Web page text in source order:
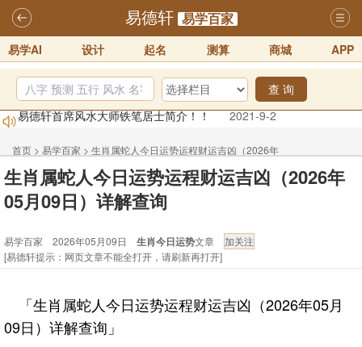
易德轩 易学百家
易学AI 设计 起名 测算 商城 APP
查 询
易德轩首席风水大师铁笔居士简介！！
2021-9-2
易德轩通告：本网站易德轩商标及LOGO注册声明
易德轩易学ai，ai批八字紫微命理相学，ai智能体客服系统开通，欢迎
体验！！
2025-07-01
易德轩网重构及升能完成，欢迎大家来体验新程序及感觉！！
2026年化太岁锦囊属马、鼠、牛、龙、兔、狗、鸡生肖化太岁开始预
首页 > 易学百家 > 生肖属蛇人今日运势运程财运吉凶（2026年
05月09日）详解查询
生肖属蛇人今日运势运程财运吉凶（2026年
05月09日）详解查询
易学百家 2026年05月09日 生肖今日运势文章
[易德轩提示：网页文章不能全打开，请刷新再打开]
「生肖属蛇人今日运势运程财运吉凶（2026年05月
09日）详解查询」